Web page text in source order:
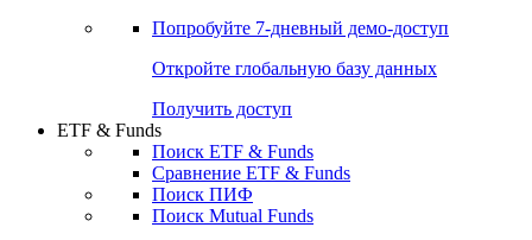
Попробуйте 7-дневный демо-доступ
Откройте глобальную базу данных
Получить доступ
ETF & Funds
Поиск ETF & Funds
Сравнение ETF & Funds
Поиск ПИФ
Поиск Mutual Funds